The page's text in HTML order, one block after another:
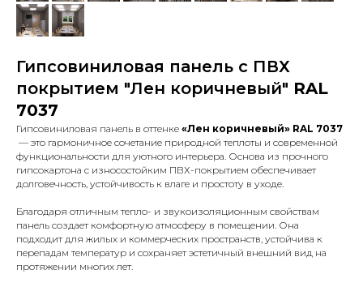
Гипсовиниловая панель с ПВХ
покрытием "Лен коричневый" RAL
7037
Гипсовиниловая панель в оттенке «Лен коричневый» RAL 7037
— это гармоничное сочетание природной теплоты и современной
функциональности для уютного интерьера. Основа из прочного
гипсокартона с износостойким ПВХ-покрытием обеспечивает
долговечность, устойчивость к влаге и простоту в уходе.
Благодаря отличным тепло- и звукоизоляционным свойствам
панель создает комфортную атмосферу в помещении. Она
подходит для жилых и коммерческих пространств, устойчива к
перепадам температур и сохраняет эстетичный внешний вид на
протяжении многих лет.